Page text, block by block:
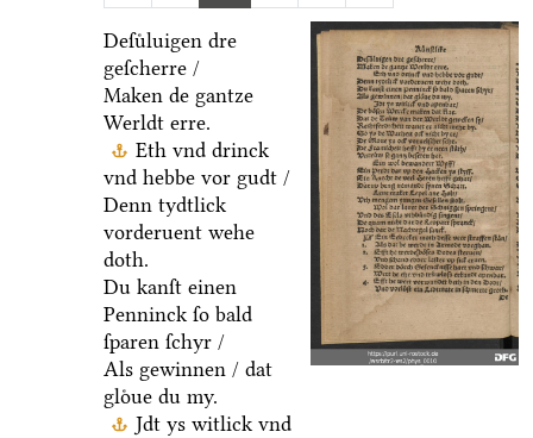
Deſuͤluigen dre
geſcherre /
Maken de gantze
Werldt erre.
Eth vnd drinck
vnd hebbe vor gudt /
Denn tydtlick
vorderuent wehe
doth.
Du kanſt einen
Penninck ſo bald
ſparen ſchyr /
Als gewinnen / dat
gloͤue du my.
Jdt ys witlick vnd